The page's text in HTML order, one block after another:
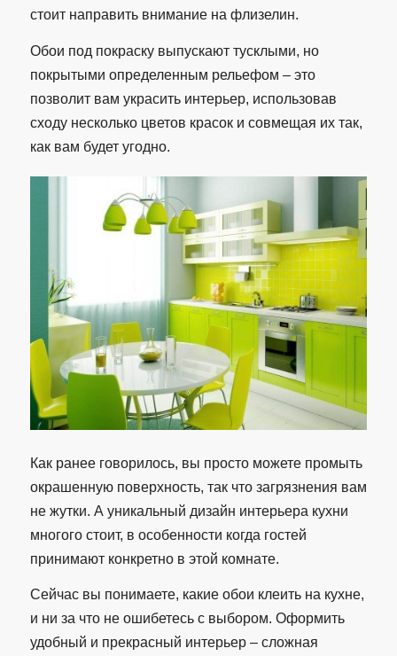
стоит направить внимание на флизелин.
Обои под покраску выпускают тусклыми, но
покрытыми определенным рельефом – это
позволит вам украсить интерьер, использовав
сходу несколько цветов красок и совмещая их так,
как вам будет угодно.
Как ранее говорилось, вы просто можете промыть
окрашенную поверхность, так что загрязнения вам
не жутки. А уникальный дизайн интерьера кухни
многого стоит, в особенности когда гостей
принимают конкретно в этой комнате.
Сейчас вы понимаете, какие обои клеить на кухне,
и ни за что не ошибетесь с выбором. Оформить
удобный и прекрасный интерьер – сложная